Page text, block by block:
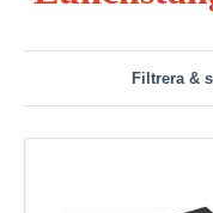
Filtrera &